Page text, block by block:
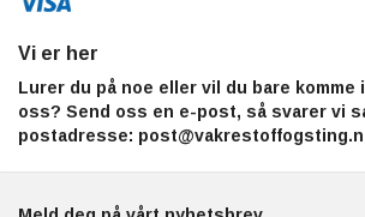
Vi er her
Lurer du på noe eller vil du bare komme
oss? Send oss en e-post, så svarer vi
postadresse: